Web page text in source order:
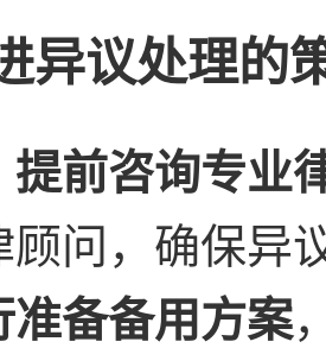
异议处理的
提前咨询专业
顾问，确保异
准备备用方案